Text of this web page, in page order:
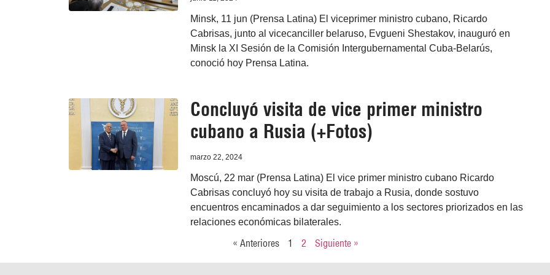
Minsk, 11 jun (Prensa Latina) El viceprimer ministro cubano, Ricardo
Cabrisas, junto al vicecanciller belaruso, Evgueni Shestakov, inauguró en
Minsk la XI Sesión de la Comisión Intergubernamental Cuba-Belarús,
conoció hoy Prensa Latina.
Concluyó visita de vice primer ministro
cubano a Rusia (+Fotos)
marzo 22, 2024
Moscú, 22 mar (Prensa Latina) El vice primer ministro cubano Ricardo
Cabrisas concluyó hoy su visita de trabajo a Rusia, donde sostuvo
encuentros encaminados a dar seguimiento a los sectores priorizados en las
relaciones económicas bilaterales.
« Anteriores 1 2 Siguiente »